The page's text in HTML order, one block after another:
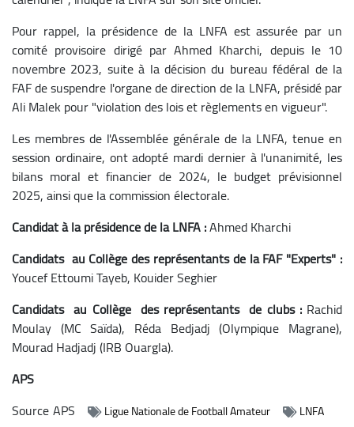
Pour rappel, la présidence de la LNFA est assurée par un
comité provisoire dirigé par Ahmed Kharchi, depuis le 10
novembre 2023, suite à la décision du bureau fédéral de la
FAF de suspendre l'organe de direction de la LNFA, présidé par
Ali Malek pour "violation des lois et règlements en vigueur".
Les membres de l'Assemblée générale de la LNFA, tenue en
session ordinaire, ont adopté mardi dernier à l'unanimité, les
bilans moral et financier de 2024, le budget prévisionnel
2025, ainsi que la commission électorale.
Candidat à la présidence de la LNFA :Ahmed Kharchi
Candidats au Collège des représentants de la FAF "Experts" :
Youcef Ettoumi Tayeb, Kouider Seghier
Candidats au Collège des représentants de clubs :Rachid
Moulay (MC Saïda), Réda Bedjadj (Olympique Magrane),
Mourad Hadjadj (IRB Ouargla).
APS
SourceAPS Ligue Nationale de Football Amateur LNFA